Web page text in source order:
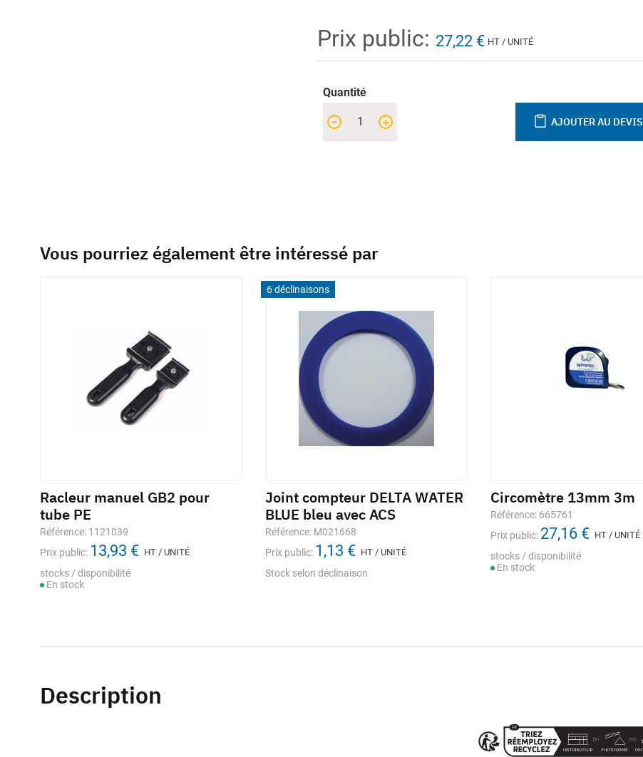
Prix public: 27,22 € HT / UNITÉ
Quantité
+
- AJOUTER AU DEVIS
Vous pourriez également être intéressé par
Racleur manuel GB2 pour
tube PE
Référence: 1121039
Prix public: 13,93 € HT / UNITÉ
stocks / disponibilité
En stock
6 déclinaisons
Joint compteur DELTA WATER
BLUE bleu avec ACS
Référence: M021668
Prix public: 1,13 € HT / UNITÉ
Stock selon déclinaison
Circomètre 13mm 3m
Référence: 665761
Prix public: 27,16 € HT / UNITÉ
stocks / disponibilité
En stock
Description